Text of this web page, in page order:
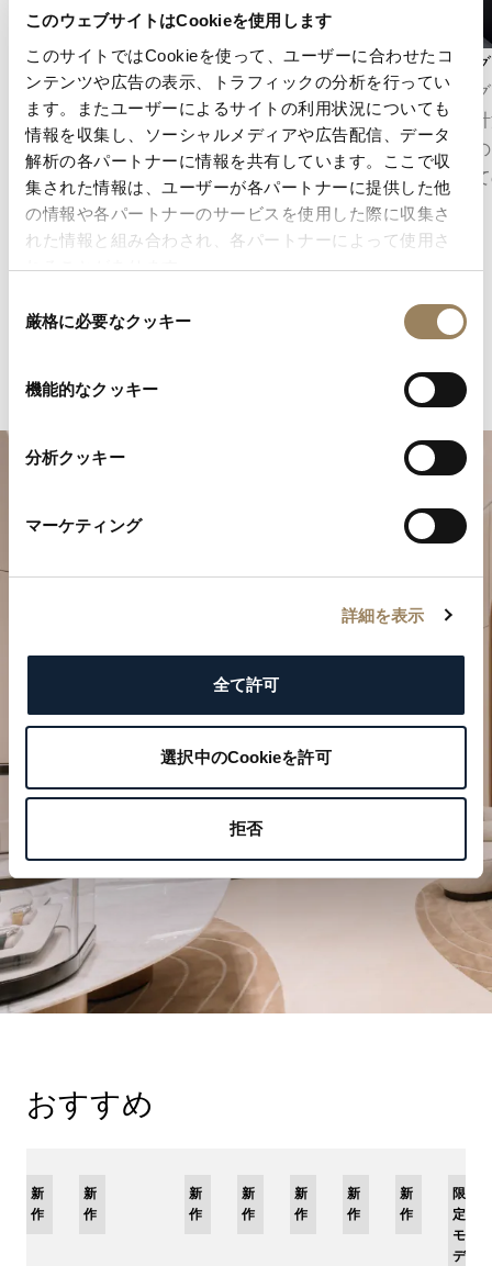
このウェブサイトはCookieを使用します
このサイトではCookieを使って、ユーザーに合わせたコ
ンテンツや広告の表示、トラフィックの分析を行ってい
ます。またユーザーによるサイトの利用状況についても
情報を収集し、ソーシャルメディアや広告配信、データ
解析の各パートナーに情報を共有しています。ここで収
集された情報は、ユーザーが各パートナーに提供した他
の情報や各パートナーのサービスを使用した際に収集さ
れた情報と組み合わされ、各パートナーによって使用さ
れることがあります。
厳格に必要なクッキー
機能的なクッキー
分析クッキー
マーケティング
詳細を表示
全て許可
選択中のCookieを許可
拒否
秒表示
秒表示は、時の流れを正確に把握することを可
能にします。ムーブメントの構造に応じて、セ
ンターセコンドとして表示される場合もあれ
ば、文字盤のデザインに組み込まれたオフセン
ターのスモールセコンドとして表示される場合
もあります。
クロノ
クロノ
精密に
は、そ
械とし
特別なひとときを計画する
ご来店を予約する
おすすめ
新
作
新
作
新
作
新
作
新
作
新
作
新
作
限
定
モ
デ